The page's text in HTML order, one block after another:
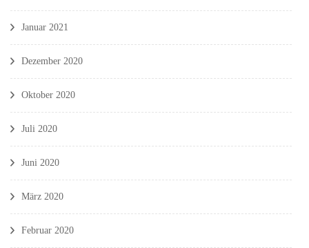
Januar 2021
Dezember 2020
Oktober 2020
Juli 2020
Juni 2020
März 2020
Februar 2020